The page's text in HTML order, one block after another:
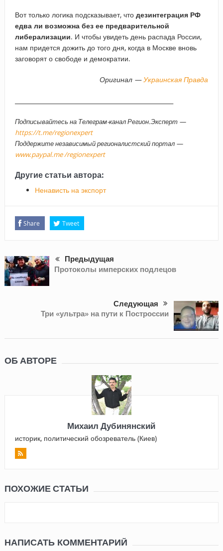
Вот только логика подсказывает, что дезинтеграция РФ
едва ли возможна без ее предварительной
либерализации. И чтобы увидеть день распада России,
нам придется дожить до того дня, когда в Москве вновь
заговорят о свободе и демократии.
Оригинал —Украинская Правда
Подписывайтесь на Телеграм-канал Регион.Эксперт —
https://t.me/regionexpert
Поддержите независимый регионалистский портал —
www.paypal.me /regionexpert
Другие статьи автора:
Ненависть на экспорт
Share Tweet
Предыдущая
Протоколы имперских подлецов
Следующая
Три «ультра» на пути к Построссии
ОБ АВТОРЕ
Михаил Дубинянский
историк, политический обозреватель (Киев)
ПОХОЖИЕ СТАТЬИ
НАПИСАТЬ КОММЕНТАРИЙ